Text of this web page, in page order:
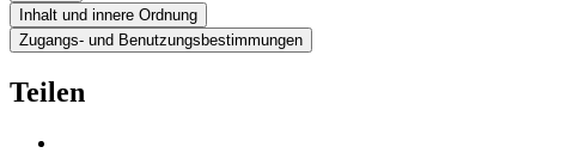
Inhalt und innere Ordnung
Zugangs- und Benutzungsbestimmungen
Teilen